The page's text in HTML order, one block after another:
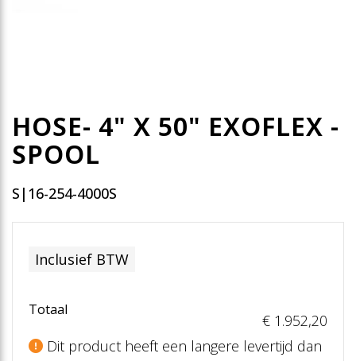
HOSE- 4" X 50" EXOFLEX -
SPOOL
S|16-254-4000S
Inclusief BTW
Totaal
€ 1.952,20
Dit product heeft een langere levertijd dan